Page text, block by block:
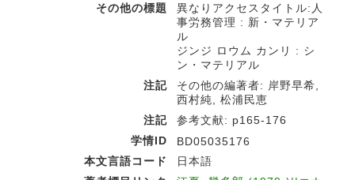
その他の標題
異なりアクセスタイトル:人
事労務管理 : 新・マテリア
ル
ジンジ ロウム カンリ : シ
ン・マテリアル
注記
その他の編著者: 岸野早希,
西村純, 松浦民恵
注記
参考文献: p165-176
学情ID
BD05035176
本文言語コード
日本語